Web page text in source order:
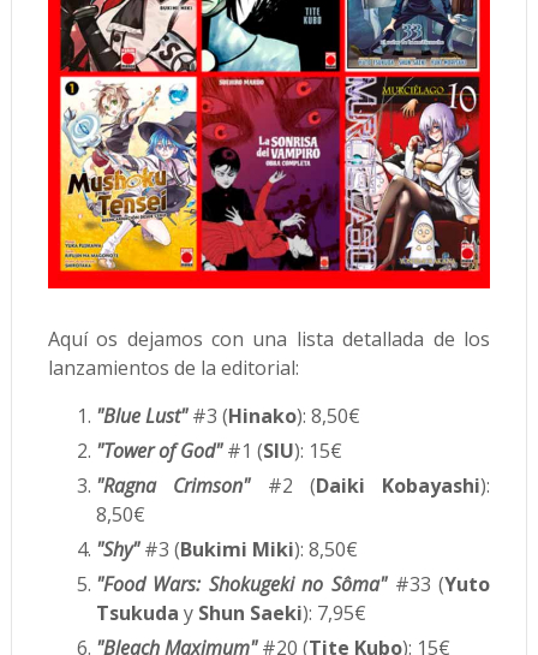
Aquí os dejamos con una lista detallada de los
lanzamientos de la editorial:
"Blue Lust" #3 (Hinako): 8,50€
"Tower of God"#1 (SIU): 15€
"Ragna Crimson"#2 (Daiki Kobayashi):
8,50€
"Shy"#3 (Bukimi Miki): 8,50€
"Food Wars: Shokugeki no Sôma" #33 (Yuto
Tsukuda y Shun Saeki): 7,95€
"Bleach Maximum"#20 (Tite Kubo): 15€